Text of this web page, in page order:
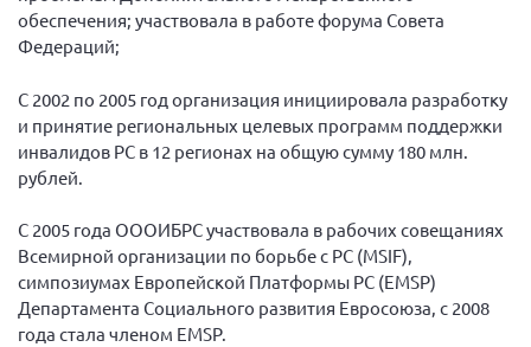
обеспечения; участвовала в работе форума Совета
Федераций;
С 2002 по 2005 год организация инициировала разработку
и принятие региональных целевых программ поддержки
инвалидов РС в 12 регионах на общую сумму 180 млн.
рублей.
С 2005 года ОООИБРС участвовала в рабочих совещаниях
Всемирной организации по борьбе с РС (MSIF),
симпозиумах Европейской Платформы РС (EMSP)
Департамента Социального развития Евросоюза, с 2008
года стала членом EMSP.